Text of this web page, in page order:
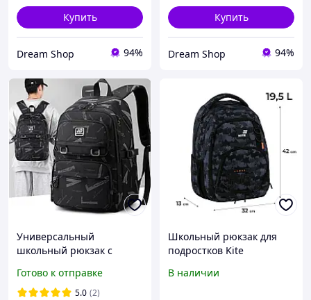
Купить
Dream Shop 94%
Купить
Dream Shop 94%
Универсальный
школьный рюкзак с
Городской подростковый
портфель для школы
Готово к отправке
5.0 (2)
Школьный рюкзак для
подростков Kite
для парня подростковый
В наличии